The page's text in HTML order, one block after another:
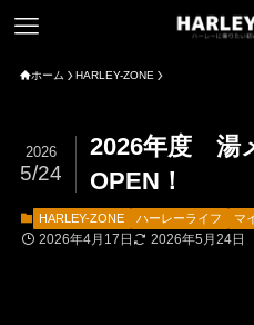
ホーム HARLEY-ZONE
2026年度 湯
OPEN！
2026
5/24
HARLEY-ZONE ハーレーライフ マ
2026年4月17日 2026年5月24日